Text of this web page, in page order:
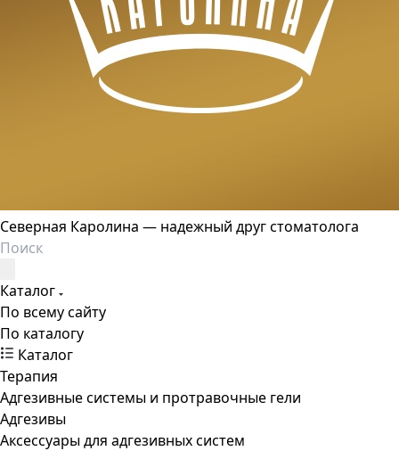
Северная Каролина — надежный друг стоматолога
Каталог
По всему сайту
По каталогу
Каталог
Терапия
Адгезивные системы и протравочные гели
Адгезивы
Аксессуары для адгезивных систем